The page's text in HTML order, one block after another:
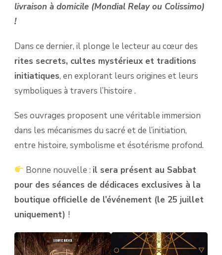
livraison à domicile (Mondial Relay ou Colissimo)
!
Dans ce dernier, il plonge le lecteur au cœur des
rites secrets, cultes mystérieux et traditions
initiatiques, en explorant leurs origines et leurs
symboliques à travers l’histoire .
Ses ouvrages proposent une véritable immersion
dans les mécanismes du sacré et de l’initiation,
entre histoire, symbolisme et ésotérisme profond.
Bonne nouvelle : il sera présent au Sabbat
pour des séances de dédicaces exclusives à la
boutique officielle de l’événement (le 25 juillet
uniquement) !